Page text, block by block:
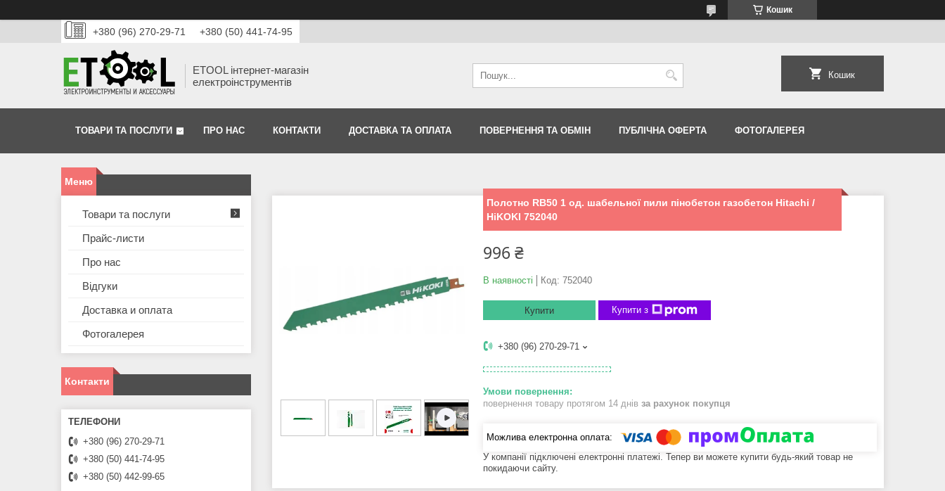
Кошик
+380 (96) 270-29-71 +380 (50) 441-74-95
ETOOL інтернет-магазін
електроінструментів
Кошик
ТОВАРИ ТА ПОСЛУГИ ПРО НАС КОНТАКТИ ДОСТАВКА ТА ОПЛАТА ПОВЕРНЕННЯ ТА ОБМІН ПУБЛІЧНА ОФЕРТА ФОТОГАЛЕРЕЯ
Полотно RB50 1 од. шабельної пили пінобетон газобетон Hitachi /
HiKOKI 752040
996 ₴
В наявності Код: 752040
Купити Купити з
+380 (96) 270-29-71
повернення товару протягом 14 днів за рахунок покупця
У компанії підключені електронні платежі. Тепер ви можете купити будь-який товар не
покидаючи сайту.
Товари та послуги
Прайс-листи
Про нас
Відгуки
Доставка и оплата
Фотогалерея
Контакти
+380 (96) 270-29-71
+380 (50) 441-74-95
+380 (50) 442-99-65